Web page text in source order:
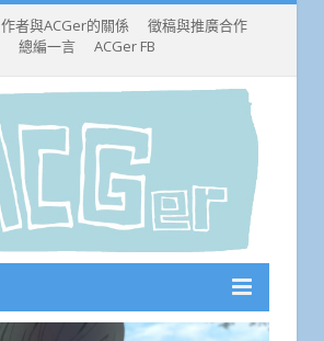
作者與ACGer的關係
徵稿與推廣合作
總編一言
ACGer FB